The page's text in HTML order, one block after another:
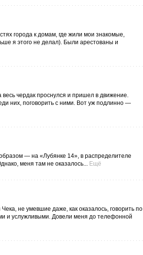
города к домам, где жили мои знакомые,
я этого не делал). Были арестованы и
весь чердак проснулся и пришел в движение.
них, поговорить с ними. Вот уж подлинно —
— на «Лубянке 14», в распределителе
меня там не оказалось... Ещё
не умевшие даже, как оказалось, говорить по
и услужливыми. Довели меня до телефонной